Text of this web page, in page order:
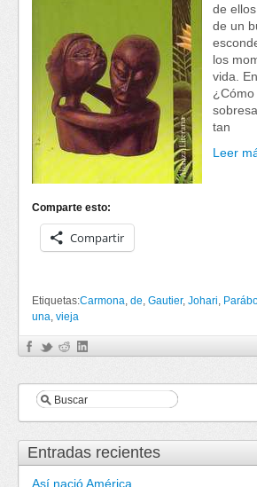
de
de un
los
vida.
¿Cómo
tan
Leer
Comparte esto:
Compartir
Etiquetas:Carmona, de, Gautier, Johari,
una, vieja
Entradas recientes
Así nació América